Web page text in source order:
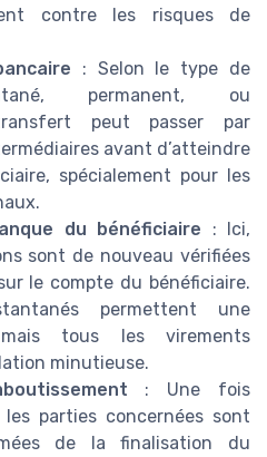
contre les risques de
: Selon le type de
permanent, ou
peut passer par
avant d’atteindre
spécialement pour les
du bénéficiaire : Ici,
sont de nouveau vérifiées
le compte du bénéficiaire.
permettent une
tous les virements
minutieuse.
: Une fois
les parties concernées sont
de la finalisation du